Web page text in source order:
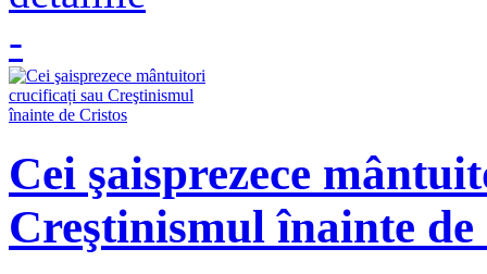
Cei şaisprezece
Creştinismul înainte